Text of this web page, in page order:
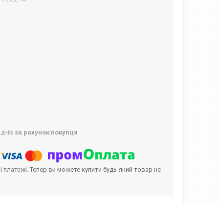
за рахунок покупця
платежі. Тепер ви можете купити будь-який товар не